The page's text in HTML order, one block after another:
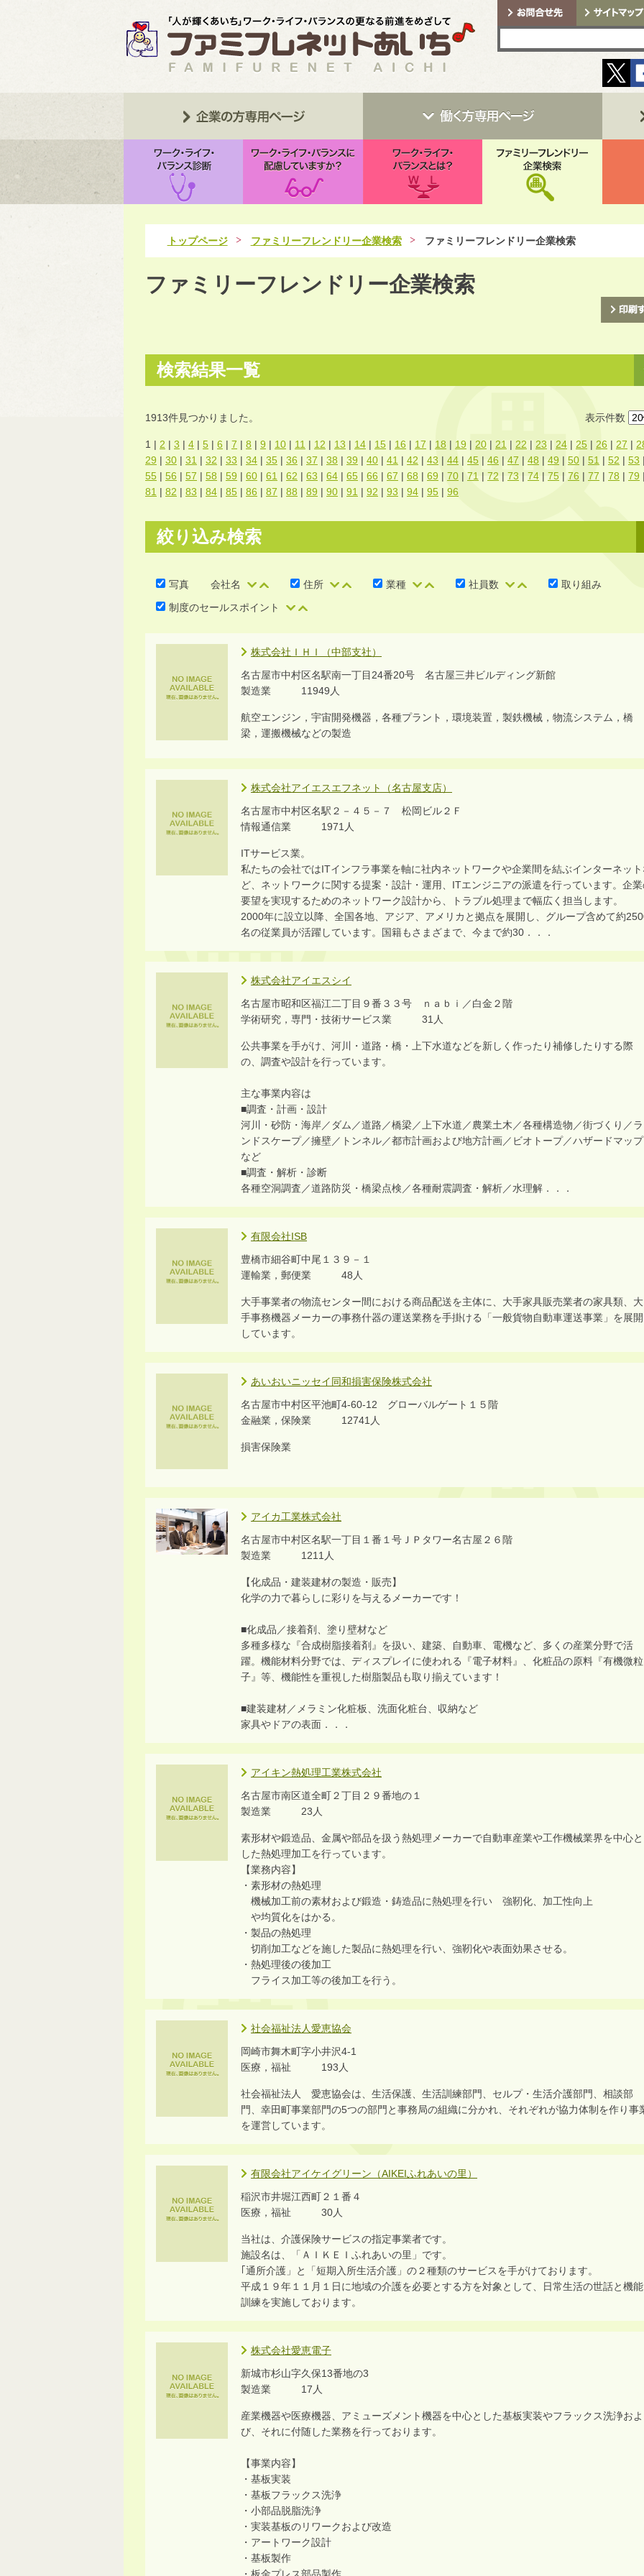
トップページ ファミリーフレンドリー企業検索 ファミリーフレンドリー企業検索
ファミリーフレンドリー企業検索
検索結果一覧
1913件見つかりました。 表示件数
1 | 2 | 3 | 4 | 5 | 6 | 7 | 8 | 9 | 10 | 11 | 12 | 13 | 14 | 15 | 16 | 17 | 18 | 19 | 20 | 21 | 22 | 23 | 24 | 25 | 26 | 27 |
29 | 30 | 31 | 32 | 33 | 34 | 35 | 36 | 37 | 38 | 39 | 40 | 41 | 42 | 43 | 44 | 45 | 46 | 47 | 48 | 49 | 50 | 51 | 52 | 53
55 | 56 | 57 | 58 | 59 | 60 | 61 | 62 | 63 | 64 | 65 | 66 | 67 | 68 | 69 | 70 | 71 | 72 | 73 | 74 | 75 | 76 | 77 | 78 | 79
81 | 82 | 83 | 84 | 85 | 86 | 87 | 88 | 89 | 90 | 91 | 92 | 93 | 94 | 95 | 96
絞り込み検索
写真 会社名 住所 業種 社員数
取り組み
制度のセールスポイント
株式会社ＩＨＩ（中部支社）
名古屋市中村区名駅南一丁目24番20号 名古屋三井ビルディング新館
製造業 11949人
航空エンジン，宇宙開発機器，各種プラント，環境装置，製鉄機械，物流システム，橋
梁，運搬機械などの製造
株式会社アイエスエフネット（名古屋支店）
名古屋市中村区名駅２－４５－７ 松岡ビル２Ｆ
情報通信業 1971人
ITサービス業。
私たちの会社ではITインフラ事業を軸に社内ネットワークや企業間を結ぶインターネッ
ど、ネットワークに関する提案・設計・運用、ITエンジニアの派遣を行っています。企
要望を実現するためのネットワーク設計から、トラブル処理まで幅広く担当します。
2000年に設立以降、全国各地、アジア、アメリカと拠点を展開し、グループ含めて約
名の従業員が活躍しています。国籍もさまざまで、今まで約30．．．
株式会社アイエスシイ
名古屋市昭和区福江二丁目９番３３号 ｎａｂｉ／白金２階
学術研究，専門・技術サービス業 31人
公共事業を手がけ、河川・道路・橋・上下水道などを新しく作ったり補修したりする際
の、調査や設計を行っています。
主な事業内容は
■調査・計画・設計
河川・砂防・海岸／ダム／道路／橋梁／上下水道／農業土木／各種構造物／街づくり／ラ
ンドスケープ／擁壁／トンネル／都市計画および地方計画／ビオトープ／ハザードマップ
など
■調査・解析・診断
各種空洞調査／道路防災・橋梁点検／各種耐震調査・解析／水理解．．．
有限会社ISB
豊橋市細谷町中尾１３９－１
運輸業，郵便業 48人
大手事業者の物流センター間における商品配送を主体に、大手家具販売業者の家具類、大
手事務機器メーカーの事務什器の運送業務を手掛ける「一般貨物自動車運送事業」を展開
しています。
あいおいニッセイ同和損害保険株式会社
名古屋市中村区平池町4-60-12 グローバルゲート１５階
金融業，保険業 12741人
損害保険業
アイカ工業株式会社
名古屋市中村区名駅一丁目１番１号ＪＰタワー名古屋２６階
製造業 1211人
【化成品・建装建材の製造・販売】
化学の力で暮らしに彩りを与えるメーカーです！
■化成品／接着剤、塗り壁材など
多種多様な『合成樹脂接着剤』を扱い、建築、自動車、電機など、多くの産業分野で活
躍。機能材料分野では、ディスプレイに使われる『電子材料』、化粧品の原料『有機微粒
子』等、機能性を重視した樹脂製品も取り揃えています！
■建装建材／メラミン化粧板、洗面化粧台、収納など
家具やドアの表面．．．
アイキン熱処理工業株式会社
名古屋市南区道全町２丁目２９番地の１
製造業 23人
素形材や鍛造品、金属や部品を扱う熱処理メーカーで自動車産業や工作機械業界を中心と
した熱処理加工を行っています。
【業務内容】
・素形材の熱処理
機械加工前の素材および鍛造・鋳造品に熱処理を行い 強靭化、加工性向上
や均質化をはかる。
・製品の熱処理
切削加工などを施した製品に熱処理を行い、強靭化や表面効果させる。
・熱処理後の後加工
フライス加工等の後加工を行う。
社会福祉法人愛恵協会
岡崎市舞木町字小井沢4-1
医療，福祉 193人
社会福祉法人 愛恵協会は、生活保護、生活訓練部門、セルプ・生活介護部門、相談部
門、幸田町事業部門の5つの部門と事務局の組織に分かれ、それぞれが協力体制を作り事
を運営しています。
有限会社アイケイグリーン（AIKEIふれあいの里）
稲沢市井堀江西町２１番４
医療，福祉 30人
当社は、介護保険サービスの指定事業者です。
施設名は、「ＡＩＫＥＩふれあいの里」です。
｢通所介護」と「短期入所生活介護」の２種類のサービスを手がけております。
平成１９年１１月１日に地域の介護を必要とする方を対象として、日常生活の世話と機能
訓練を実施しております。
株式会社愛恵電子
新城市杉山字久保13番地の3
製造業 17人
産業機器や医療機器、アミューズメント機器を中心とした基板実装やフラックス洗浄およ
び、それに付随した業務を行っております。
【事業内容】
・基板実装
・基板フラックス洗浄
・小部品脱脂洗浄
・実装基板のリワークおよび改造
・アートワーク設計
・基板製作